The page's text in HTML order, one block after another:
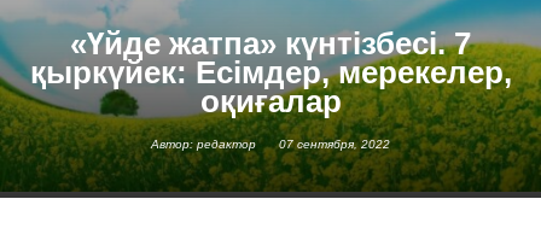
«Үйде жатпа» күнтізбесі. 7
қыркүйек: Есімдер, мерекелер,
оқиғалар
Автор: редактор 07 сентября, 2022